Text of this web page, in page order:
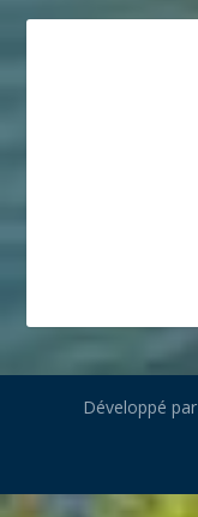
Développé par